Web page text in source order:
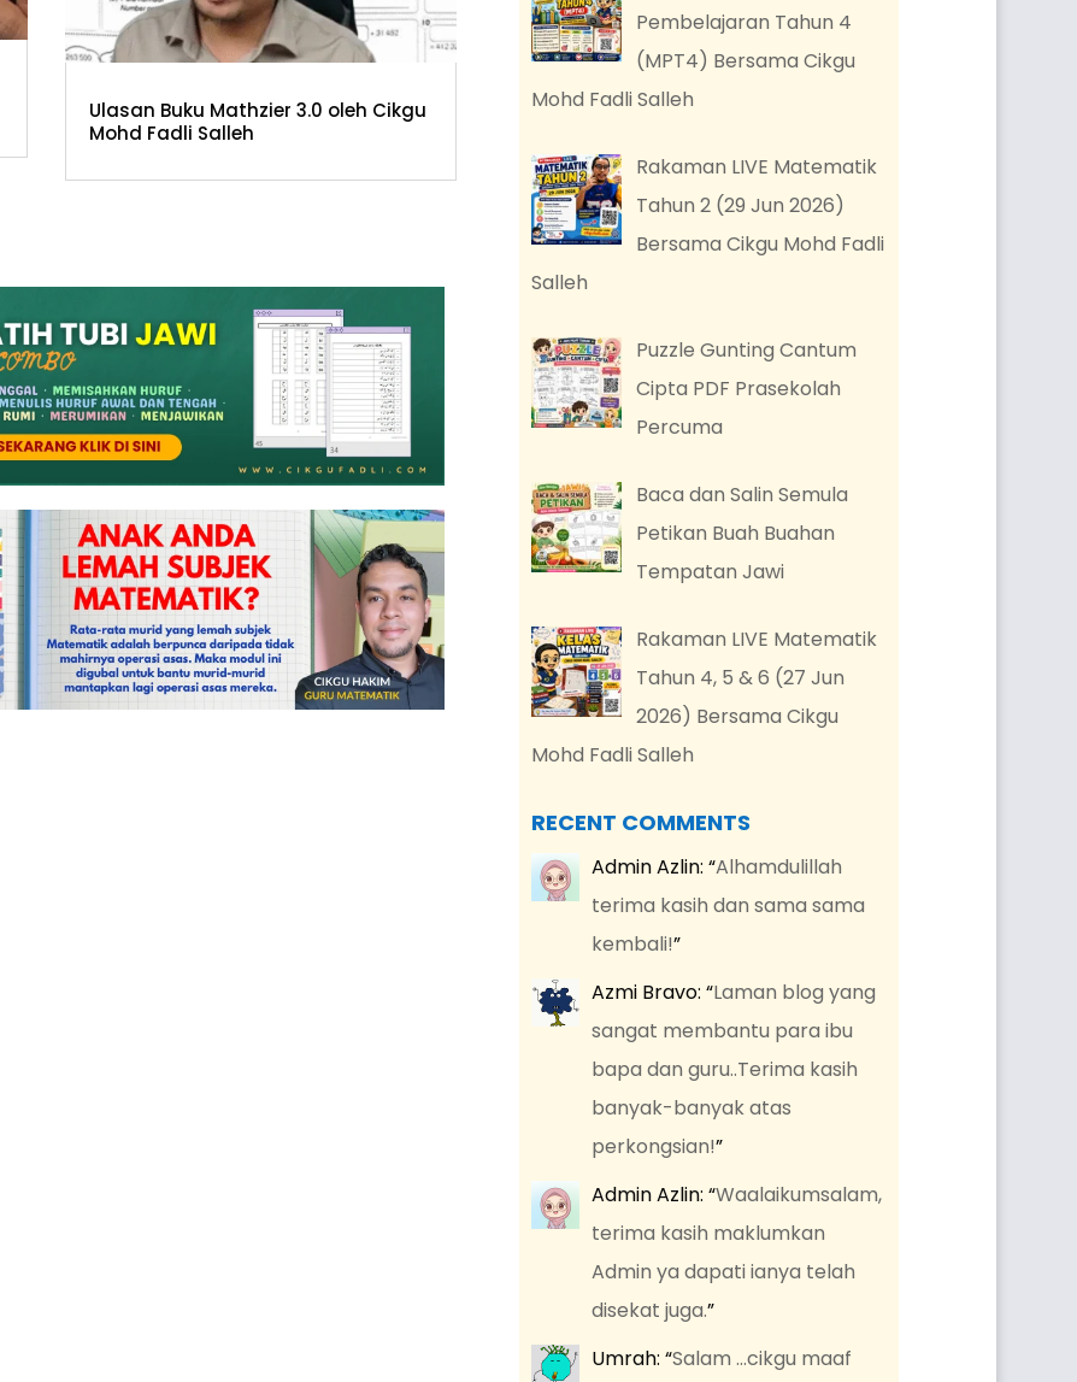
Ulasan Buku Mathzier 3.0 oleh Cikgu
Mohd Fadli Salleh
Pembelajaran Tahun 4
(MPT4) Bersama Cikgu
Mohd Fadli Salleh
Rakaman LIVE Matematik
Tahun 2 (29 Jun 2026)
Bersama Cikgu Mohd Fadli
Salleh
Puzzle Gunting Cantum
Cipta PDF Prasekolah
Percuma
Baca dan Salin Semula
Petikan Buah Buahan
Tempatan Jawi
Rakaman LIVE Matematik
Tahun 4, 5 & 6 (27 Jun
2026) Bersama Cikgu
Mohd Fadli Salleh
RECENT COMMENTS
Admin Azlin: “Alhamdulillah
terima kasih dan sama sama
kembali!”
Azmi Bravo: “Laman blog yang
sangat membantu para ibu
bapa dan guru..Terima kasih
banyak-banyak atas
perkongsian!”
Admin Azlin: “Waalaikumsalam,
terima kasih maklumkan
Admin ya dapati ianya telah
disekat juga.”
Umrah: “Salam …cikgu maaf